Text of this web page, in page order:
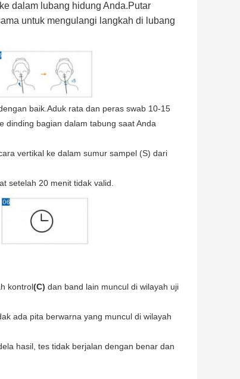
dalam lubang hidung Anda.Putar
untuk mengulangi langkah di lubang
baik.Aduk rata dan peras swab 10-15
dinding bagian dalam tabung saat Anda
vertikal ke dalam sumur sampel (S) dari
setelah 20 menit tidak valid.
kontrol(C) dan band lain muncul di wilayah uji
ada pita berwarna yang muncul di wilayah
hasil, tes tidak berjalan dengan benar dan